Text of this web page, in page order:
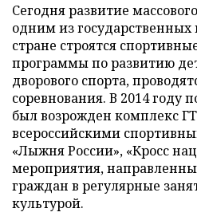
Сегодня развитие
одним из государственных
стране строятся
программы по развитию
дворового спорта,
соревнования. В 2014 году
был возрожден комплекс
всероссийскими
«Лыжня России», «Кросс
мероприятия,
граждан в регулярные
культурой.